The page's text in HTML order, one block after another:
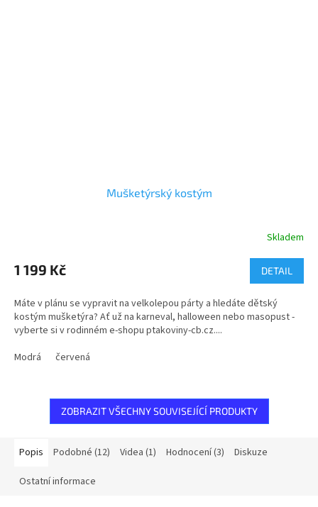
Mušketýrský kostým
Skladem
1 199 Kč DETAIL
Máte v plánu se vypravit na velkolepou párty a hledáte dětský
kostým mušketýra? Ať už na karneval, halloween nebo masopust -
vyberte si v rodinném e-shopu ptakoviny-cb.cz....
Modrá
červená
ZOBRAZIT VŠECHNY SOUVISEJÍCÍ PRODUKTY
Popis Podobné (12) Videa (1) Hodnocení (3) Diskuze
Ostatní informace